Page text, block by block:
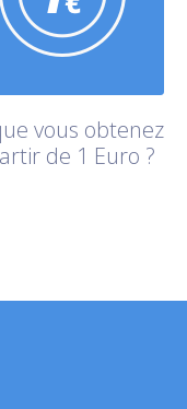
vous obtenez
de 1 Euro ?